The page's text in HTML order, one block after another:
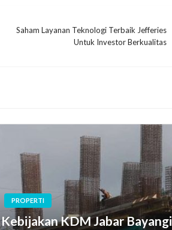
Saham Layanan Teknologi Terbaik Jefferies
Untuk Investor Berkualitas
PROPERTI
Kebijakan KDM Jabar Bayangi